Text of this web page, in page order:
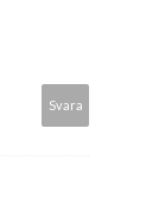
Svara